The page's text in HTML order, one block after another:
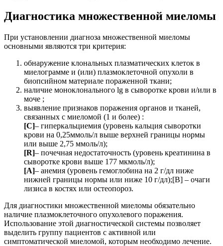
Диагностика множественной миеломы
При установлении диагноза множественной миеломы
основными являются три критерия:
обнаружение клональных плазматических клеток в
миелограмме и (или) плазмоклеточной опухоли в
биопсийном материале пораженной ткани;
наличие моноклонального lg в сыворотке крови и/или в
моче ;
выявление признаков поражения органов и тканей,
связанных с миеломой (1 и более) :
[С]– гиперкальциемия (уровень кальция сыворотки
крови на 0,25ммоль/л выше верхней границы нормы
или выше 2,75 ммоль/л);
[R]– почечная недостаточность (уровень креатинина в
сыворотке крови выше 177 мкмоль/л);
[А]– анемия (уровень гемоглобина на 2 г/дл ниже
нижней границы нормы или ниже 10 г/дл);[В] – очаги
лизиса в костях или остеопороз.
Для диагностики множественной миеломы обязательно
наличие плазмоклеточного опухолевого поражения.
Использование этой диагностической системы позволяет
выделить группу пациентов с активной или
симптоматической миеломой, которым необходимо лечение.